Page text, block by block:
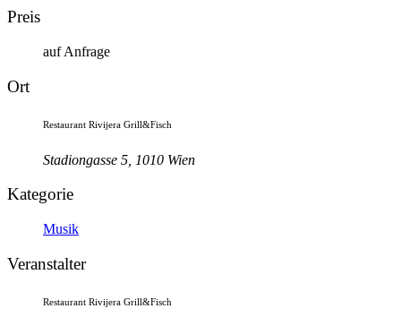
Preis
auf Anfrage
Ort
Restaurant Rivijera Grill&Fisch
Stadiongasse 5, 1010 Wien
Kategorie
Musik
Veranstalter
Restaurant Rivijera Grill&Fisch